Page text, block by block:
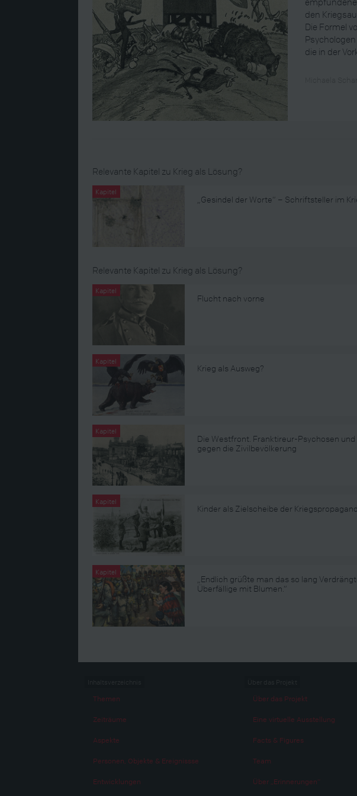
den
Die Formel
die in der
Relevante Kapitel zu Krieg als Lösung?
Kapitel
„Gesindel der Worte“ – Schriftsteller im
Relevante Kapitel zu Krieg als Lösung?
Kapitel
Flucht nach vorne
Kapitel
Krieg als Ausweg?
Kapitel
Die Westfront. Franktireur-Psychosen und
gegen die Zivilbevölkerung
Kapitel
Kinder als Zielscheibe der
Kapitel
„Endlich grüßte man das so lang
Überfällige mit Blumen.“
Themen
Zeiträume
Aspekte
Personen, Objekte & Ereignissse
Entwicklungen
Über das Projekt
Eine virtuelle Ausstellung
Facts & Figures
Team
Über „Erinnerungen“